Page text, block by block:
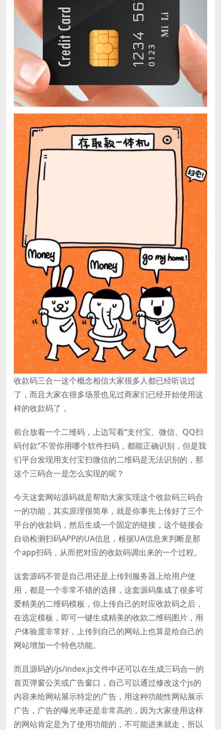
收款码三合一这个概念相信大家很多人都已经听说过
了，而且大家在很多场景也见过商家们已经开始使用这
样的收款码了，
前台放着一个二维码，上边写着“支付宝、微信、QQ扫
码付款”不管你用哪个软件扫码，都能正确识别，但是我
们平台发现用支付宝扫微信的二维码是无法识别的，那
这个三码合一是怎么实现的呢？
今天这套网站源码就是帮助大家实现这个收款码三码合
一的功能，其实原理很简单，就是你事先上传好了三个
平台的收款码，然后生成一个固定的链接，这个链接会
自动检测扫码APP的UA信息，根据UA信息来判断是那
个app扫码，从而把对应的收款码调出来的一个过程。
这套源码不管是自己用还是上传到服务器上给用户使
用，都是一个非常不错的选择，这套源码集成了很多可
爱精美的二维码模板，你上传自己的对应收款码之后，
在选定模板，即可一键生成精美的收款二维码图片，用
户体验度非常好，上传到自己的网站上也算是给自己的
网站增加一个特色功能。
而且源码的/js/index.js文件中还可以在生成三码合一的
首页弹窗公关或广告窗口，自己可以通过修改这个js的
内容来给网站展示特定的广告，用这种功能性网站展示
广告，广告的曝光率还是非常高的，因为大家使用这样
的网站肯定是为了使用功能的，不可能进来就走，所以